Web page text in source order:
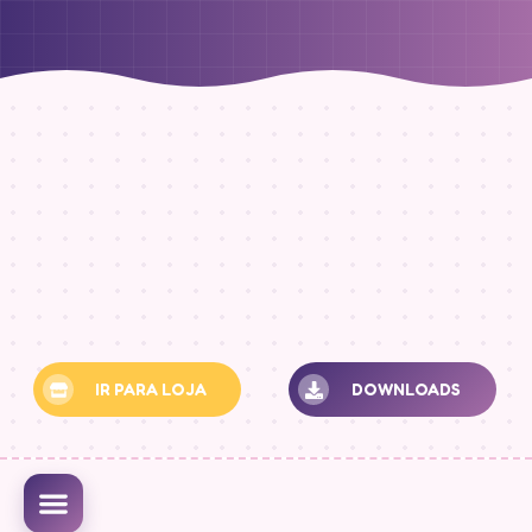
IR PARA LOJA DOWNLOADS